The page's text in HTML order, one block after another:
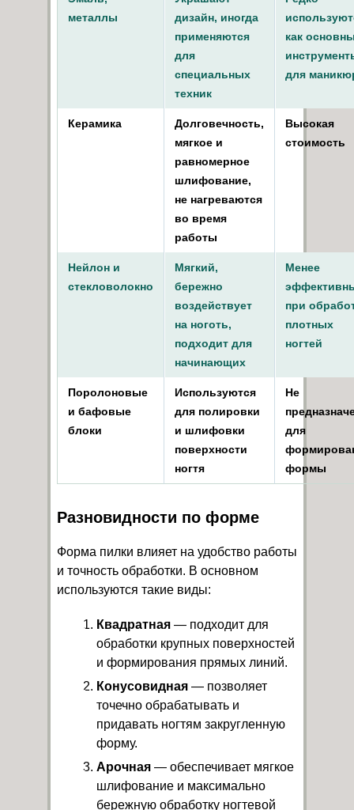
металлы
дизайн, иногда
применяются
для
специальных
техник
как
для
Керамика
Долговечность,
мягкое и
равномерное
шлифование,
не нагреваются
во время
работы
Высокая
стоимость
Нейлон и
стекловолокно
Мягкий,
бережно
воздействует
на ноготь,
подходит для
начинающих
Менее
при
плотных
ногтей
Поролоновые
и бафовые
блоки
Используются
для полировки
и шлифовки
поверхности
ногтя
Не
для
формы
Разновидности по форме
Форма пилки влияет на удобство работы
и точность обработки. В основном
используются такие виды:
Квадратная — подходит для
обработки крупных поверхностей
и формирования прямых линий.
Конусовидная — позволяет
точечно обрабатывать и
придавать ногтям закругленную
форму.
Арочная — обеспечивает мягкое
шлифование и максимально
бережную обработку ногтевой